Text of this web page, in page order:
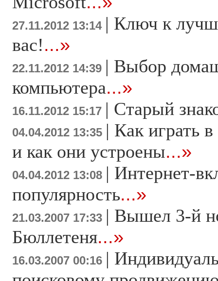
27.11.2012 13:14 | Ключ к
вас!...»
22.11.2012 14:39 | Выбор
компьютера...»
16.11.2012 15:17 | Старый
04.04.2012 13:35 | Как играть
и как они устроены...»
04.04.2012 13:08 | Интернет-
популярность...»
21.03.2007 17:33 | Вышел 3-й
Бюллетеня...»
16.03.2007 00:16 |